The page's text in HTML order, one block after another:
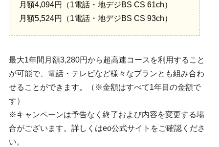
月額4,094円（1電話・地デジBS CS 61ch）
月額5,524円（1電話・地デジBS CS 93ch）
最大1年間月額3,280円から超高速コースを利用すること
が可能で、電話・テレビなど様々なプランとも組み合わ
せることができます。（※金額はすべて1年目の金額で
す）
※キャンペーンは予告なく終了および内容を変更する場
合がございます。詳しくはeo公式サイトをご確認くださ
い。